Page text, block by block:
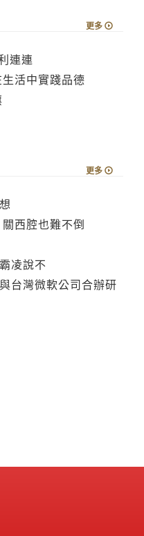
更多
連連
活中實踐品德
更多
西腔也難不倒
凌說不
台灣微軟公司合辦研